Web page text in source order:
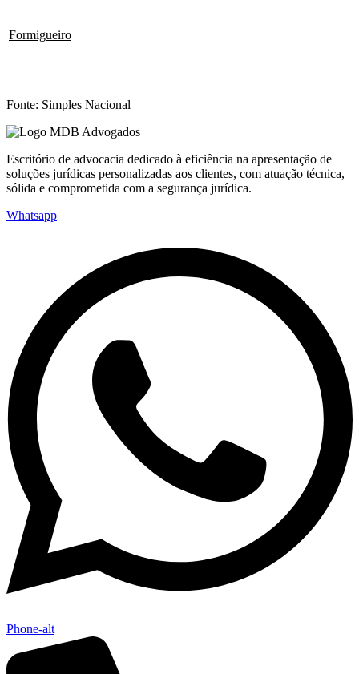
Formigueiro
Fonte: Simples Nacional
Escritório de advocacia dedicado à eficiência na apresentação de
soluções jurídicas personalizadas aos clientes, com atuação técnica,
sólida e comprometida com a segurança jurídica.
Whatsapp
Phone-alt